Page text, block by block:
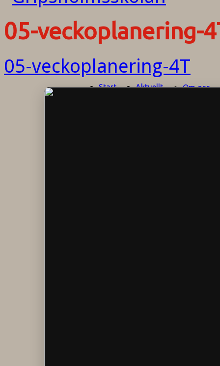
Start Aktuellt Om oss
05-veckoplanering-
05-veckoplanering-4T